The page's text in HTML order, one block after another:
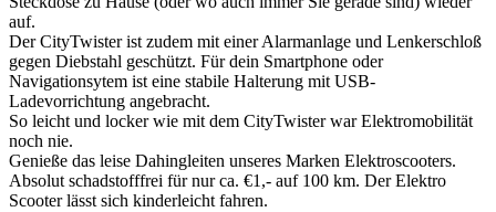
auf.
Der CityTwister ist zudem mit einer Alarmanlage und Lenkerschloß
gegen Diebstahl geschützt. Für dein Smartphone oder
Navigationsytem ist eine stabile Halterung mit USB-
Ladevorrichtung angebracht.
So leicht und locker wie mit dem CityTwister war Elektromobilität
noch nie.
Genieße das leise Dahingleiten unseres Marken Elektroscooters.
Absolut schadstofffrei für nur ca. €1,- auf 100 km. Der Elektro
Scooter lässt sich kinderleicht fahren.